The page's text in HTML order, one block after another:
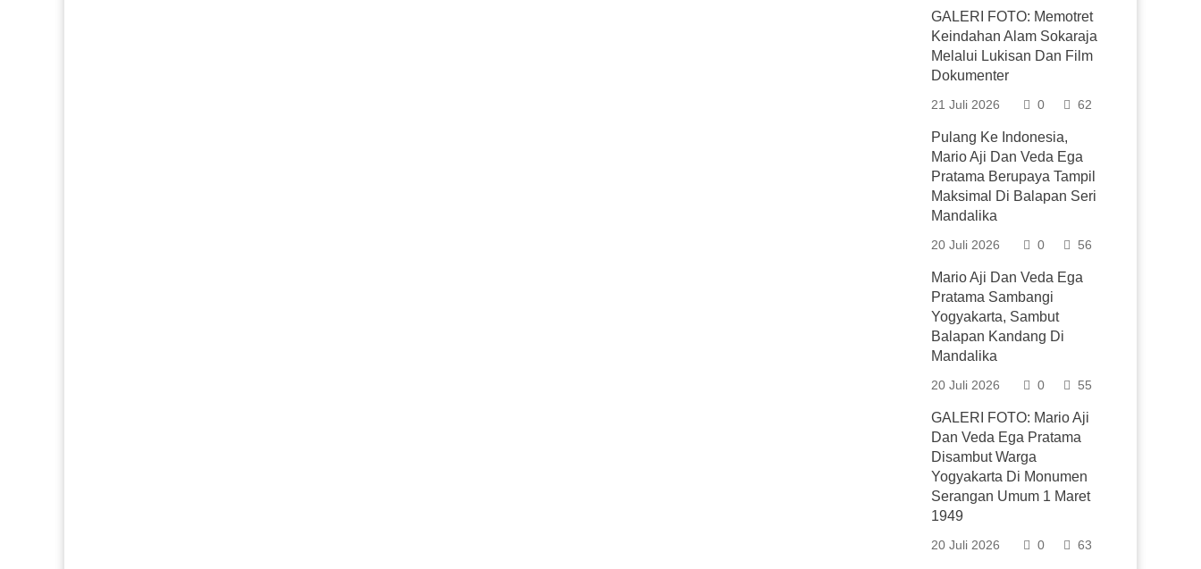
GALERI FOTO: Memotret
Keindahan Alam Sokaraja
Melalui Lukisan Dan Film
Dokumenter
21 Juli 2026 0 62
Pulang Ke Indonesia,
Mario Aji Dan Veda Ega
Pratama Berupaya Tampil
Maksimal Di Balapan Seri
Mandalika
20 Juli 2026 0 56
Mario Aji Dan Veda Ega
Pratama Sambangi
Yogyakarta, Sambut
Balapan Kandang Di
Mandalika
20 Juli 2026 0 55
GALERI FOTO: Mario Aji
Dan Veda Ega Pratama
Disambut Warga
Yogyakarta Di Monumen
Serangan Umum 1 Maret
1949
20 Juli 2026 0 63